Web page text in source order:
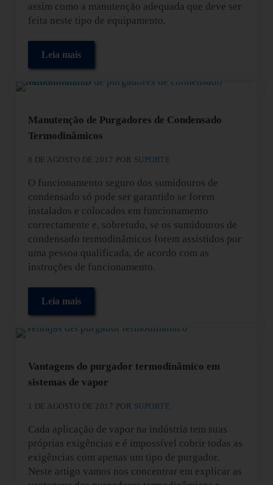
assim como a manutenção adequada que deve ser
feita neste tipo de equipamento.
Leia maisInstalação de Purgadores de Bóia Fechados
Manutenção de Purgadores de Condensado
Termodinâmicos
8 DE AGOSTO DE 2017 POR SUPORTE
O funcionamento seguro dos sumidouros de
condensado só pode ser garantido se forem
instalados e colocados em funcionamento
correctamente e, sobretudo, se os sumidouros de
condensado termodinâmicos forem assistidos por
uma pessoa qualificada, de acordo com as
instruções de funcionamento.
Leia maisManutenção de Purgadores de Condensado
Vantagens do purgador termodinâmico em
sistemas de vapor
1 DE AGOSTO DE 2017 POR SUPORTE
Cada aplicação de vapor na indústria tem suas
próprias exigências e é impossível cobrir todas as
exigências com apenas um tipo de purgador.
Neste artigo vamos nos concentrar em explicar as